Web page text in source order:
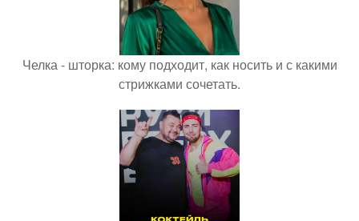
Челка - шторка: кому подходит, как носить и с какими
стрижками сочетать.